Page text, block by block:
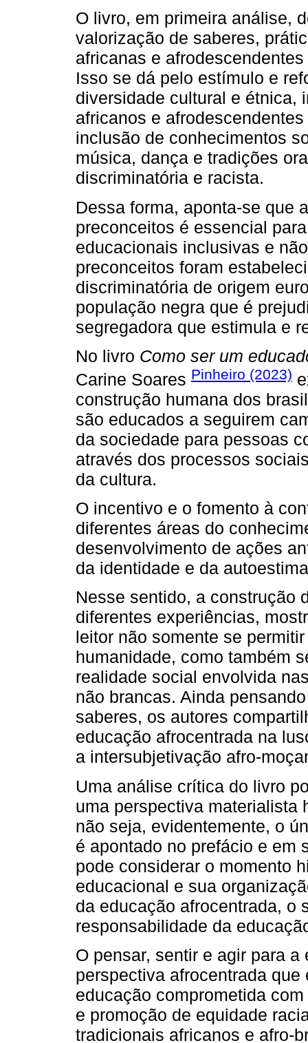
O livro, em primeira análise,
valorização de saberes,
africanas e
Isso se dá pelo estímulo e
diversidade cultural e étnica,
africanos e
inclusão de conhecimentos
música, dança e tradições
discriminatória e racista.
Dessa forma, aponta-se que
preconceitos é essencial
educacionais inclusivas e
preconceitos foram
discriminatória de origem
população negra que é
segregadora que estimula e
No livro Como ser um
Carine Soares Pinheiro (2023)
construção humana dos
são educados a seguirem
da sociedade para pessoas
através dos processos
da cultura.
O incentivo e o fomento à
diferentes áreas do
desenvolvimento de ações
da identidade e da
Nesse sentido, a construção
diferentes experiências,
leitor não somente se
humanidade, como também
realidade social envolvida
não brancas. Ainda
saberes, os autores
educação afrocentrada na
a intersubjetivação afro-
Uma análise crítica do livro
uma perspectiva materialista
não seja, evidentemente, o
é apontado no prefácio e em
pode considerar o momento
educacional e sua
da educação afrocentrada, o
responsabilidade da
O pensar, sentir e agir para
perspectiva afrocentrada
educação comprometida
e promoção de equidade
tradicionais africanos e afro-